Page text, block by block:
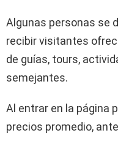
Algunas personas se
recibir visitantes
de guías, tours,
semejantes.
Al entrar en la página
precios promedio,